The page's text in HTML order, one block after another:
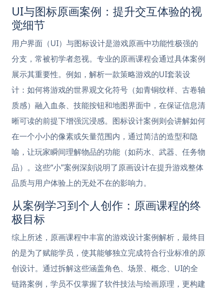
UI与图标原画案例：提升交互体验的视
觉细节
用户界面（UI）与图标设计是游戏原画中功能性极强的
分支，常被初学者忽视。专业的原画课程会通过具体案例
展示其重要性。例如，解析一款策略游戏的UI套装设
计：如何将游戏的世界观文化符号（如青铜纹样、古卷轴
质感）融入血条、技能按钮和地图界面中，在保证信息清
晰可读的前提下增强沉浸感。图标设计案例则会讲解如何
在一个小小的像素或矢量范围内，通过简洁的造型和隐
喻，让玩家瞬间理解物品的功能（如药水、武器、任务物
品）。这些“小”案例深刻说明了原画设计在提升游戏整体
品质与用户体验上的无处不在的影响力。
从案例学习到个人创作：原画课程的终
极目标
综上所述，原画课程中丰富的游戏设计案例解析，最终目
的是为了赋能学员，使其能够独立完成符合行业标准的原
创设计。通过拆解这些涵盖角色、场景、概念、UI的全
链路案例，学员不仅掌握了软件技法与绘画原理，更构建